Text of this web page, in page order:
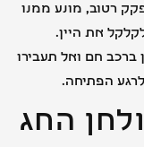
מונע ממנו
היין.
חם ואל תעבירו
החג